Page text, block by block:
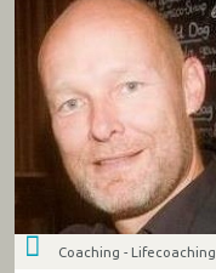
Coaching - Lifecoaching